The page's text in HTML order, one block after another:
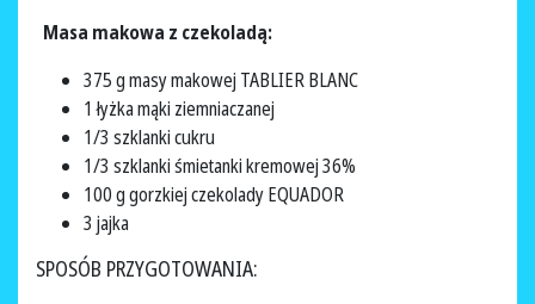
Masa makowa z czekoladą:
375 g masy makowej TABLIER BLANC
1 łyżka mąki ziemniaczanej
1/3 szklanki cukru
1/3 szklanki śmietanki kremowej 36%
100 g gorzkiej czekolady EQUADOR
3 jajka
SPOSÓB PRZYGOTOWANIA: